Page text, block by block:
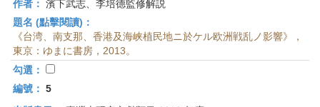
作者： 濱下武志、李培德監修解説
題名 (點擊閱讀)：
《台湾、南支那、香港及海峡植民地ニ於ケル欧洲戦乱ノ影響》，
東京：ゆまに書房，2013。
勾選：
編號： 5